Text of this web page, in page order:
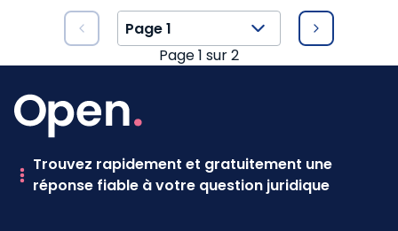
Page1 sur2
Trouvez rapidement et gratuitement une
réponse fiable à votre question juridique